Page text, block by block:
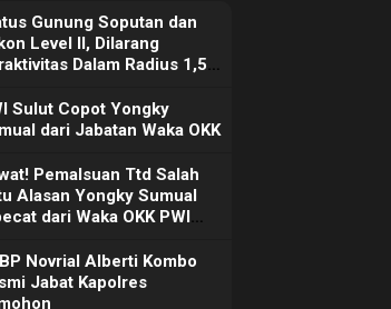
Gunung Soputan dan
Level II, Dilarang
Dalam Radius 1,5
Sulut Copot Yongky
dari Jabatan Waka OKK
Pemalsuan Ttd Salah
Alasan Yongky Sumual
dari Waka OKK PWI
Novrial Alberti Kombo
Jabat Kapolres